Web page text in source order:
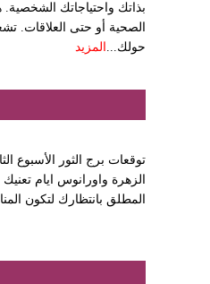
بذاتك واحتياجاتك
الصحية أو حتى العلاقات.
حولك... المزيد
توقعات برج الثور الأسبوع
المطلق بانتظارك لتكون